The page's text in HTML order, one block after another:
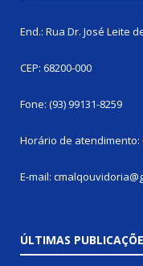
End.: Rua Dr. José Leite
CEP: 68200-000
Fone: (93) 99131-8259
Horário de atendimento:
E-mail:
ÚLTIMAS